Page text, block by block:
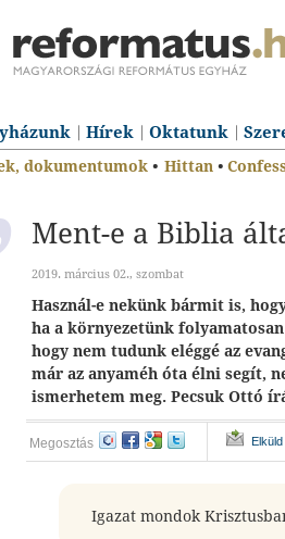
Hírek Oktatunk
dokumentumok • Hittan •
Ment-e a Biblia
2019. március 02., szombat
Használ-e nekünk bármit is,
ha a környezetünk
hogy nem tudunk eléggé az
már az anyaméh óta élni segít,
ismerhetem meg. Pecsuk Ottó
Megosztás Elküld
Igazat mondok